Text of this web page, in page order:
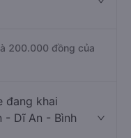
200.000 đồng của
đang khai
- Dĩ An - Bình